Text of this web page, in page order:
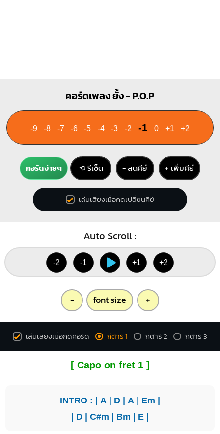
O O
1
1
3
X O
1
1
G
1
2
3
คอร์ดเพลง ยั้ง - P.O.P
-9 -8 -7 -6 -5 -4 -3 -2 -1 0 +1 +2
คอร์ดง่ายๆ ⟲ รีเซ็ต − ลดคีย์ + เพิ่มคีย์
เล่นเสียงเมื่อกดเปลี่ยนคีย์
Auto Scroll :
-2 -1 +1 +2
- font size +
เล่นเสียงเมื่อกดคอร์ด กีต้าร์ 1 กีต้าร์ 2 กีต้าร์ 3
[ Capo on fret 1 ]
INTRO : | A | D | A | Em |
| D | C#m | Bm | E |